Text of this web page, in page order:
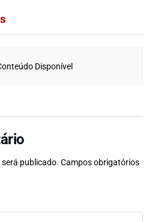
Disponível
será publicado. Campos obrigatórios